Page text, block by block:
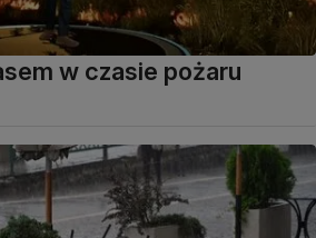
w czasie pożaru